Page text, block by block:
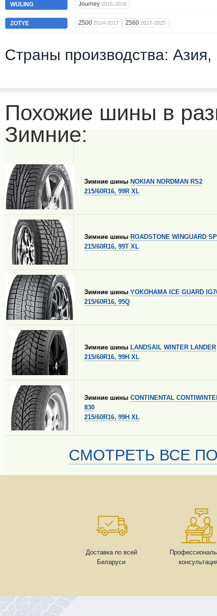
WULING Journey 2015-2018
ZOTYE Z500 2014-2017 Z560 2017-2025
Страны производства: Азия,
Похожие шины в
Зимние:
Зимние шины NOKIAN NORDMAN RS2
215/60R16, 99R XL
Зимние шины ROADSTONE WINGUARD
215/60R16, 99T XL
Зимние шины YOKOHAMA ICE GUARD
215/60R16, 95Q
Зимние шины LANDSAIL WINTER LANDER
215/60R16, 99H XL
Зимние шины CONTINENTAL
830
215/60R16, 99H XL
СМОТРЕТЬ ВСЕ
Доставка по всей
Беларуси